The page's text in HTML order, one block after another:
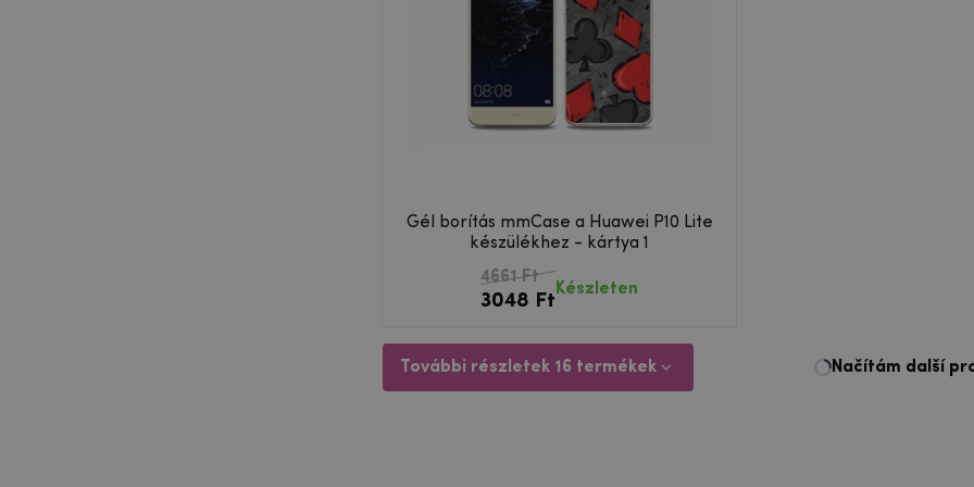
Gél borítás mmCase a Huawei P10 Lite
készülékhez - kártya 1
4661 Ft
3048 Ft
Készleten
További részletek 16 termékek